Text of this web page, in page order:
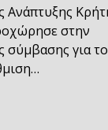
Ανάπτυξης
στην
σύμβασης για το